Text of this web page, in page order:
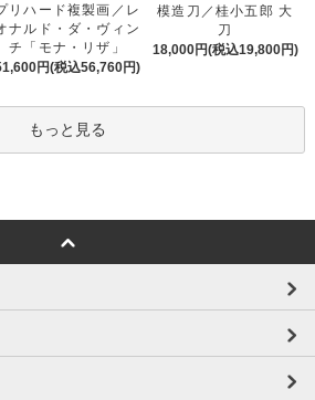
リハード複製画／レ
ナルド・ダ・ヴィン
チ「モナ・リザ」
円(税込56,760円)
模造刀／桂小五郎 大
刀
18,000円(税込19,800円)
もっと見る